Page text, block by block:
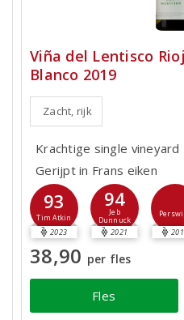
Viña del Lentisco
Blanco 2019
Zacht, rijk
Krachtige single vineyard
Gerijpt in Frans eiken
93
Tim Atkin
2023
94
Jeb
Dunnuck
2021
38,90 per fles
Fles